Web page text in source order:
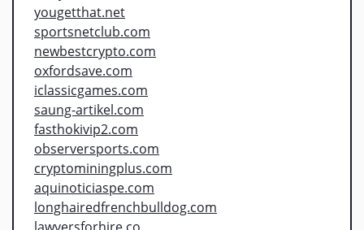
yougetthat.net
sportsnetclub.com
newbestcrypto.com
oxfordsave.com
iclassicgames.com
saung-artikel.com
fasthokivip2.com
observersports.com
cryptominingplus.com
aquinoticiaspe.com
longhairedfrenchbulldog.com